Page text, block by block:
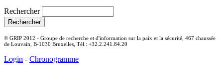
Rechercher
© GRIP 2012 - Groupe de recherche et d'information sur la paix et la sécurité, 467 chaussée
de Louvain, B-1030 Bruxelles, Tél.: +32.2.241.84.20
Login - Chronogramme